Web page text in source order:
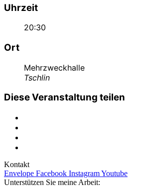
Uhrzeit
20:30
Ort
Mehrzweckhalle
Tschlin
Diese Veranstaltung teilen
Kontakt
Envelope Facebook InstagramYoutube
Unterstützen Sie meine Arbeit: